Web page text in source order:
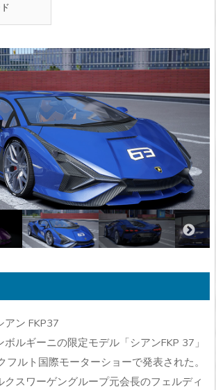
アン FKP37
ルギーニの限定モデル「シアンFKP 37」
フルト国際モーターショーで発表された。
スワーゲングループ元会長のフェルディ